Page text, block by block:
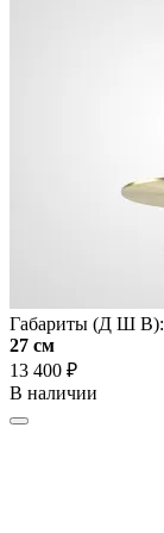
Габариты (Д Ш В):
27 cм
13 400 ₽
В наличии